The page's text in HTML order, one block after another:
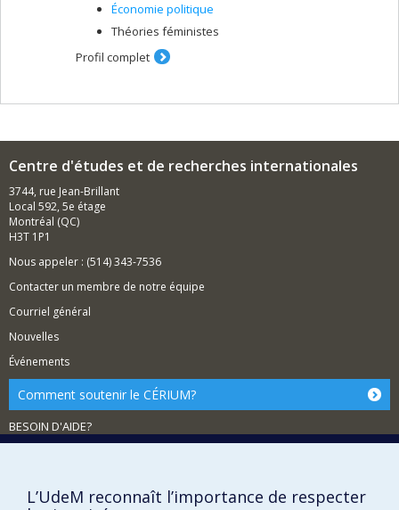
Économie politique
Théories féministes
Profil complet
Centre d'études et de recherches internationales
3744, rue Jean-Brillant
Local 592, 5e étage
Montréal (QC)
H3T 1P1
Nous appeler : (514) 343-7536
Contacter un membre de notre équipe
Courriel général
Nouvelles
Événements
Comment soutenir le CÉRIUM?
BESOIN D'AIDE?
Accessibilité
L’UdeM reconnaît l’importance de respecter